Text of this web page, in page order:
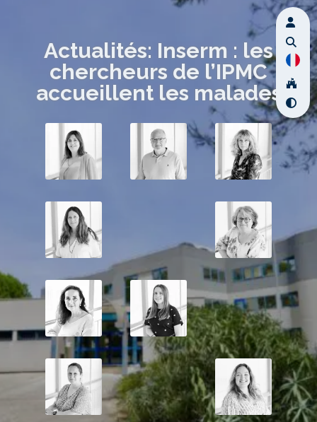
Actualités: Inserm : les
chercheurs de l’IPMC
accueillent les malades